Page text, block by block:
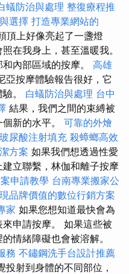
蟻防治與處理 整復療程推
選擇 打造專業網站的
頂上好像亮起了一盞燈
在我身上，甚至溫暖我。
內部區域的按摩。 高雄
亞按摩體驗報告很好，它
。 白蟻防治與處理 台中
結果，我們之間的束縛被
新的水平。 可靠的外燴
玻尿酸注射填充 殺蟑螂高效
方案 如果我們想透過性愛
立聯繫，林伽和離子按摩
申請教學 台南專業搬家公
品牌價值的數位行銷方案
家 如果您想知道最快會為
申請按摩。 如果這些被
情緒障礙也會被溶解。
務 不鏽鋼洗手台設計推薦
投射到身體的不同部位，